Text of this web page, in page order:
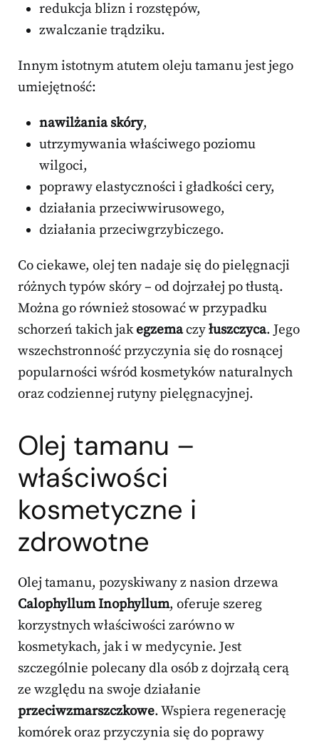
redukcja blizn i rozstępów,
zwalczanie trądziku.
Innym istotnym atutem oleju tamanu jest jego
umiejętność:
nawilżania skóry,
utrzymywania właściwego poziomu
wilgoci,
poprawy elastyczności i gładkości cery,
działania przeciwwirusowego,
działania przeciwgrzybiczego.
Co ciekawe, olej ten nadaje się do pielęgnacji
różnych typów skóry – od dojrzałej po tłustą.
Można go również stosować w przypadku
schorzeń takich jakegzemaczyłuszczyca. Jego
wszechstronność przyczynia się do rosnącej
popularności wśród kosmetyków naturalnych
oraz codziennej rutyny pielęgnacyjnej.
Olej tamanu –
właściwości
kosmetyczne i
zdrowotne
Olej tamanu, pozyskiwany z nasion drzewa
Calophyllum Inophyllum, oferuje szereg
korzystnych właściwości zarówno w
kosmetykach, jak i w medycynie. Jest
szczególnie polecany dla osób z dojrzałą cerą
ze względu na swoje działanie
przeciwzmarszczkowe. Wspiera regenerację
komórek oraz przyczynia się do poprawy